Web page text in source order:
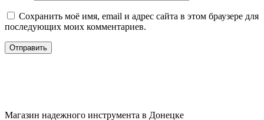
Сохранить моё имя, email и адрес сайта в этом браузере для
последующих моих комментариев.
Магазин надежного инструмента в Донецке